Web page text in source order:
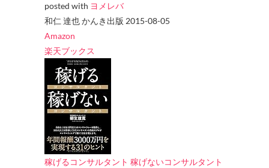
posted with ヨメレバ
和仁 達也 かんき出版 2015-08-05
Amazon
楽天ブックス
稼げるコンサルタント 稼げないコンサルタント